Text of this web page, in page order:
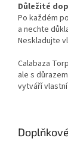
Důležité
Po každém
a nechte
Neskladujte
Calabaza
ale s
vytváří